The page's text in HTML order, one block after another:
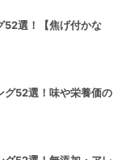
52選！【焦げ付かな
グ52選！味や栄養価の